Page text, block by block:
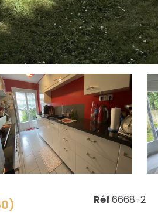
Réf6668-2